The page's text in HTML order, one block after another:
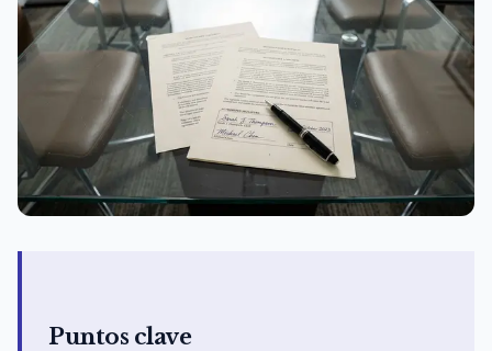
Puntos clave